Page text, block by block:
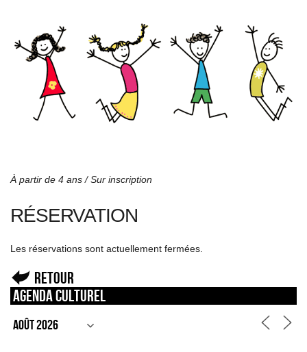
À partir de 4 ans / Sur inscription
RÉSERVATION
Les réservations sont actuellement fermées.
Retour
Agenda culturel